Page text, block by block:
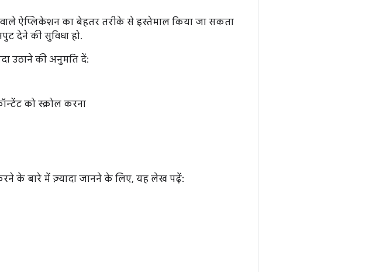
वाले ऐप्लिकेशन का बेहतर तरीके से इस्तेमाल किया जा सकता
देने की सुविधा हो.
उठाने की अनुमति दें:
को स्क्रोल करना
के बारे में ज़्यादा जानने के लिए, यह लेख पढ़ें: